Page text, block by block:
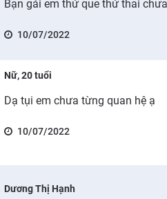
Bạn gái em thử que thử thai
10/07/2022
Nữ, 20 tuổi
Dạ tụi em chưa từng quan hệ ạ
10/07/2022
Dương Thị Hạnh